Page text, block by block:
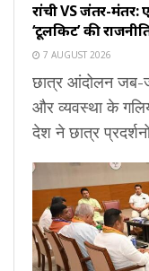
रांची VS जंतर-
‘टूलकिट’ की
7 AUGUST 2026
छात्र आंदोलन जब-
और व्यवस्था के
देश ने छात्र